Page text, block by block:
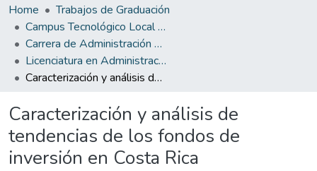
Home
Trabajos de Graduación
Campus Tecnológico Local San José
Carrera de Administración de Empresa
Licenciatura en Administración de Empresas
Caracterización y análisis de tendencias de los fondos de inversión en Costa Rica
Caracterización y análisis de
tendencias de los fondos de
inversión en Costa Rica